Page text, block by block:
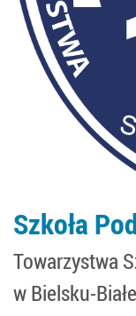
Szkoła
Towarzystwa
w Bielsku-